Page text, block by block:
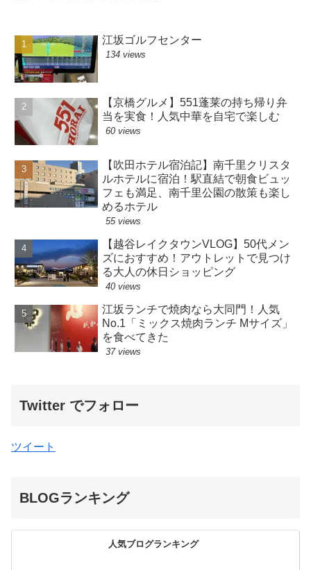
江坂ゴルフセンター
134 views
【京橋グルメ】551蓬莱の持ち帰り弁
当を実食！人気中華を自宅で楽しむ
60 views
【吹田ホテル宿泊記】南千里クリスタ
ルホテルに宿泊！駅直結で朝食ビュッ
フェも満足、南千里公園の散策も楽し
めるホテル
55 views
【越谷レイクタウンVLOG】50代メン
ズにおすすめ！アウトレットで見つけ
る大人の休日ショッピング
40 views
江坂ランチで焼肉なら大同門！人気
No.1「ミックス焼肉ランチ Mサイズ」
を食べてきた
37 views
Twitter でフォロー
ツイート
BLOGランキング
人気ブログランキング